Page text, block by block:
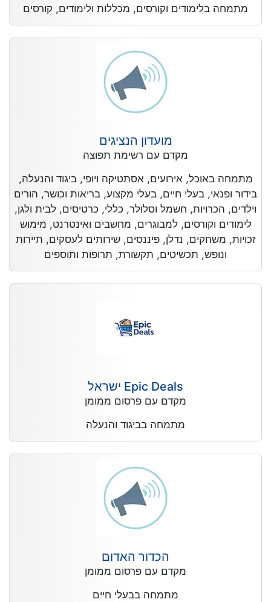
מתמחה בלימודים וקורסים, מכללות ולימודים, קורסים
מועדון הנציגים
מקדם עם רשימת תפוצה
מתמחה באוכל, אירועים, אסתטיקה ויופי, ביגוד והנעלה,
בידור ופנאי, בעלי חיים, בעלי מקצוע, בריאות וכושר, הורים
וילדים, הכרויות, חשמל וסלולר, כללי, כרטיסים, לבית ולגן,
לימודים וקורסים, למבוגרים, מחשבים ואינטרנט, מימוש
זכויות, משחקים, נדלן, פיננסים, שירותים לעסקים, תיירות
ונופש, תכשיטים, תקשורת, תרופות ותוספים
Epic Deals ישראל
מקדם עם פרסום ממומן
מתמחה בביגוד והנעלה
הכדור האדום
מקדם עם פרסום ממומן
מתמחה בבעלי חיים